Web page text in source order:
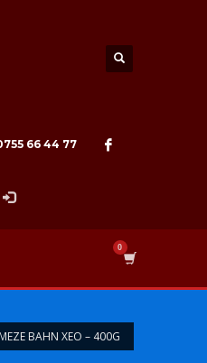
66 44 77
BAHN XEO – 400G